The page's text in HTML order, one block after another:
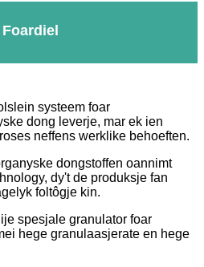
Foardiel
systeem foar
dong leverje, mar ek ien
neffens werklike behoeften.
dongstoffen oannimt
dy't de produksje fan
foltôgje kin.
spesjale granulator foar
hege granulaasjerate en hege